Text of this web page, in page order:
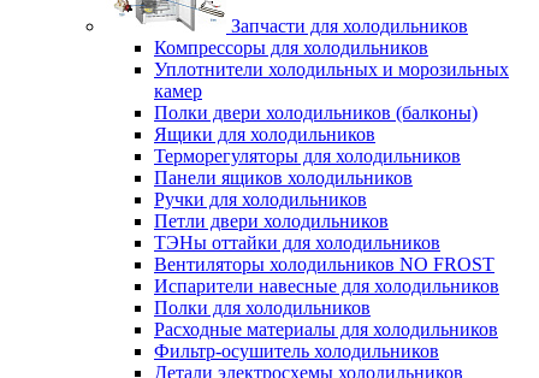
Запчасти для холодильников
Компрессоры для холодильников
Уплотнители холодильных и морозильных
камер
Полки двери холодильников (балконы)
Ящики для холодильников
Терморегуляторы для холодильников
Панели ящиков холодильников
Ручки для холодильников
Петли двери холодильников
ТЭНы оттайки для холодильников
Вентиляторы холодильников NO FROST
Испарители навесные для холодильников
Полки для холодильников
Расходные материалы для холодильников
Фильтр-осушитель холодильников
Детали электросхемы холодильников